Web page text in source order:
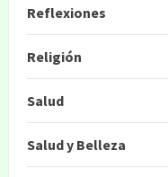
Reflexiones
Religión
Salud
Salud y Belleza